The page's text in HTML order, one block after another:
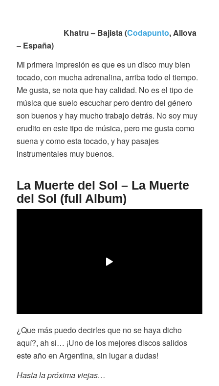
Khatru – Bajista (Codapunto, Allova
– España)
Mi primera impresión es que es un disco muy bien
tocado, con mucha adrenalina, arriba todo el tiempo.
Me gusta, se nota que hay calidad. No es el tipo de
música que suelo escuchar pero dentro del género
son buenos y hay mucho trabajo detrás. No soy muy
erudito en este tipo de música, pero me gusta como
suena y como esta tocado, y hay pasajes
instrumentales muy buenos.
La Muerte del Sol – La Muerte
del Sol (full Album)
¿Que más puedo decirles que no se haya dicho
aquí?, ah si… ¡Uno de los mejores discos salidos
este año en Argentina, sin lugar a dudas!
Hasta la próxima viejas…